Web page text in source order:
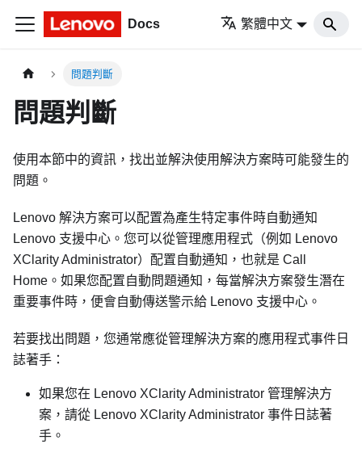
Docs 繁體中文
問題判斷
問題判斷
使用本節中的資訊，找出並解決使用解決方案時可能發生的
問題。
Lenovo 解決方案可以配置為產生特定事件時自動通知
Lenovo 支援中心。您可以從管理應用程式（例如 Lenovo
XClarity Administrator）配置自動通知，也就是 Call
Home。如果您配置自動問題通知，每當解決方案發生潛在
重要事件時，便會自動傳送警示給 Lenovo 支援中心。
若要找出問題，您通常應從管理解決方案的應用程式事件日
誌著手：
如果您在 Lenovo XClarity Administrator 管理解決方
案，請從 Lenovo XClarity Administrator 事件日誌著
手。